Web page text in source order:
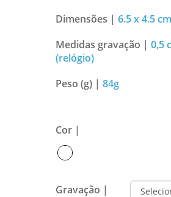
Dimensões | 6.5 x 4.5 cm
Medidas gravação | 0,5
(relógio)
Peso (g) | 84g
Cor |
Gravação |